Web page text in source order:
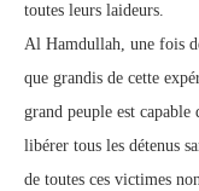
toutes leurs laideurs.
Al Hamdullah, une fois
que grandis de cette
grand peuple est
libérer tous les détenus
de toutes ces victimes